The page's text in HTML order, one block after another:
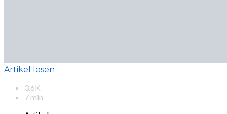
Artikel lesen
3.6K
7 min